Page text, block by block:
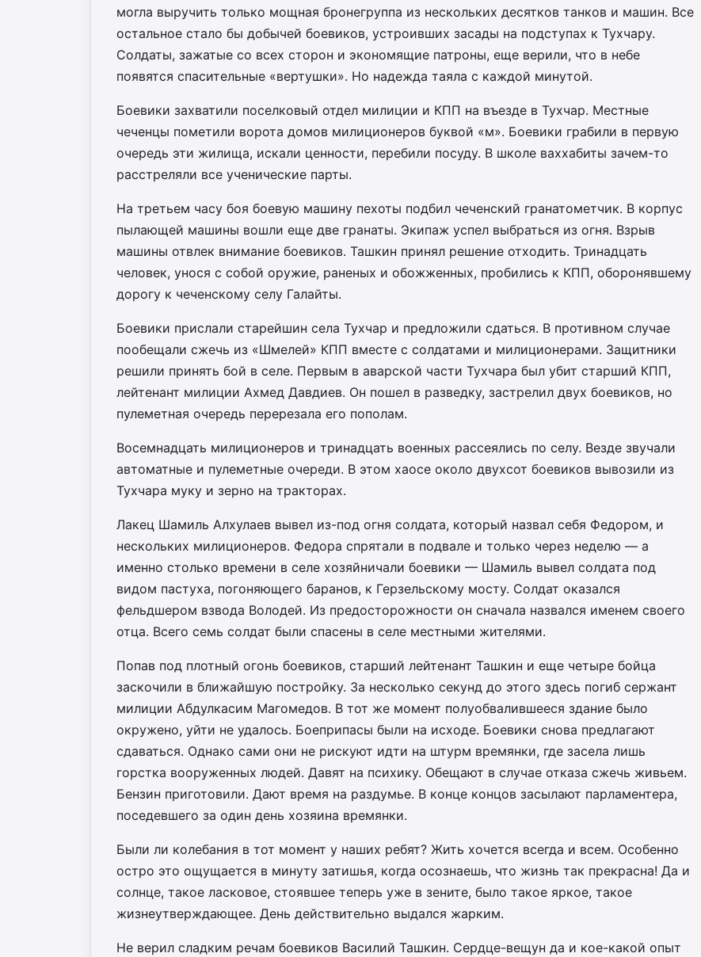
могла выручить только мощная бронегруппа из нескольких десятков танков и машин. Все
остальное стало бы добычей боевиков, устроивших засады на подступах к Тухчару.
Солдаты, зажатые со всех сторон и экономящие патроны, еще верили, что в небе
появятся спасительные «вертушки». Но надежда таяла с каждой минутой.
Боевики захватили поселковый отдел милиции и КПП на въезде в Тухчар. Местные
чеченцы пометили ворота домов милиционеров буквой «м». Боевики грабили в первую
очередь эти жилища, искали ценности, перебили посуду. В школе ваххабиты зачем-то
расстреляли все ученические парты.
На третьем часу боя боевую машину пехоты подбил чеченский гранатометчик. В корпус
пылающей машины вошли еще две гранаты. Экипаж успел выбраться из огня. Взрыв
машины отвлек внимание боевиков. Ташкин принял решение отходить. Тринадцать
человек, унося с собой оружие, раненых и обожженных, пробились к КПП, оборонявшему
дорогу к чеченскому селу Галайты.
Боевики прислали старейшин села Тухчар и предложили сдаться. В противном случае
пообещали сжечь из «Шмелей» КПП вместе с солдатами и милиционерами. Защитники
решили принять бой в селе. Первым в аварской части Тухчара был убит старший КПП,
лейтенант милиции Ахмед Давдиев. Он пошел в разведку, застрелил двух боевиков, но
пулеметная очередь перерезала его пополам.
Восемнадцать милиционеров и тринадцать военных рассеялись по селу. Везде звучали
автоматные и пулеметные очереди. В этом хаосе около двухсот боевиков вывозили из
Тухчара муку и зерно на тракторах.
Лакец Шамиль Алхулаев вывел из-под огня солдата, который назвал себя Федором, и
нескольких милиционеров. Федора спрятали в подвале и только через неделю — а
именно столько времени в селе хозяйничали боевики — Шамиль вывел солдата под
видом пастуха, погоняющего баранов, к Герзельскому мосту. Солдат оказался
фельдшером взвода Володей. Из предосторожности он сначала назвался именем своего
отца. Всего семь солдат были спасены в селе местными жителями.
Попав под плотный огонь боевиков, старший лейтенант Ташкин и еще четыре бойца
заскочили в ближайшую постройку. За несколько секунд до этого здесь погиб сержант
милиции Абдулкасим Магомедов. В тот же момент полуобвалившееся здание было
окружено, уйти не удалось. Боеприпасы были на исходе. Боевики снова предлагают
сдаваться. Однако сами они не рискуют идти на штурм времянки, где засела лишь
горстка вооруженных людей. Давят на психику. Обещают в случае отказа сжечь живьем.
Бензин приготовили. Дают время на раздумье. В конце концов засылают парламентера,
поседевшего за один день хозяина времянки.
Были ли колебания в тот момент у наших ребят? Жить хочется всегда и всем. Особенно
остро это ощущается в минуту затишья, когда осознаешь, что жизнь так прекрасна! Да и
солнце, такое ласковое, стоявшее теперь уже в зените, было такое яркое, такое
жизнеутверждающее. День действительно выдался жарким.
Не верил сладким речам боевиков Василий Ташкин. Сердце-вещун да и кое-какой опыт